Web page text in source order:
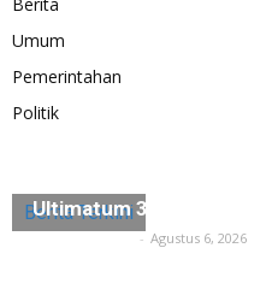
Umum
Pemerintahan
Politik
Berita Terkini
Ultimatum 3×24 Jam
- Agustus 6, 2026